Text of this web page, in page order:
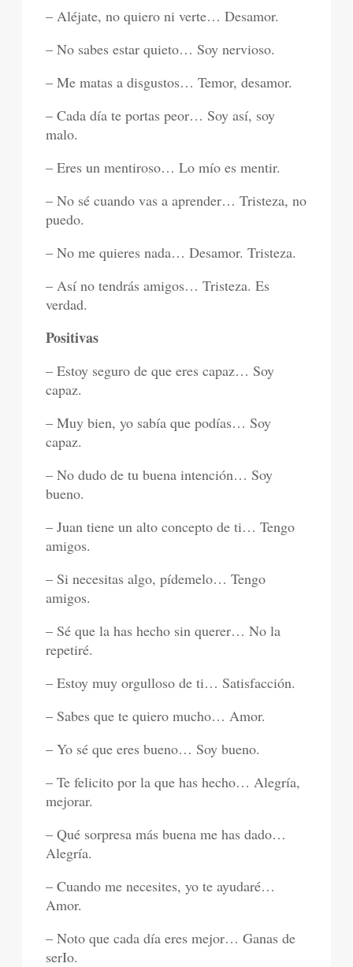
– Aléjate, no quiero ni verte… Desamor.
– No sabes estar quieto… Soy nervioso.
– Me matas a disgustos… Temor, desamor.
– Cada día te portas peor… Soy así, soy
malo.
– Eres un mentiroso… Lo mío es mentir.
– No sé cuando vas a aprender… Tristeza, no
puedo.
– No me quieres nada… Desamor. Tristeza.
– Así no tendrás amigos… Tristeza. Es
verdad.
Positivas
– Estoy seguro de que eres capaz… Soy
capaz.
– Muy bien, yo sabía que podías… Soy
capaz.
– No dudo de tu buena intención… Soy
bueno.
– Juan tiene un alto concepto de ti… Tengo
amigos.
– Si necesitas algo, pídemelo… Tengo
amigos.
– Sé que la has hecho sin querer… No la
repetiré.
– Estoy muy orgulloso de ti… Satisfacción.
– Sabes que te quiero mucho… Amor.
– Yo sé que eres bueno… Soy bueno.
– Te felicito por la que has hecho… Alegría,
mejorar.
– Qué sorpresa más buena me has dado…
Alegría.
– Cuando me necesites, yo te ayudaré…
Amor.
– Noto que cada día eres mejor… Ganas de
serIo.